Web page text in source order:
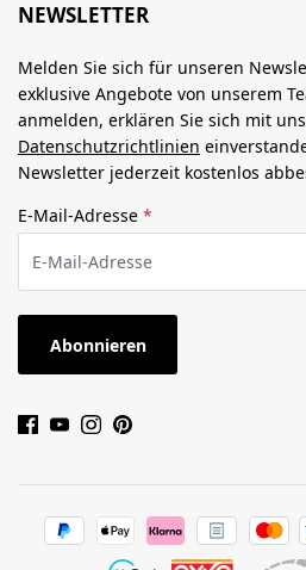
NEWSLETTER
Melden Sie sich für unseren
exklusive Angebote von unserem
anmelden, erklären Sie sich mit
Datenschutzrichtlinien
Newsletter jederzeit kostenlos
E-Mail-Adresse *
Abonnieren